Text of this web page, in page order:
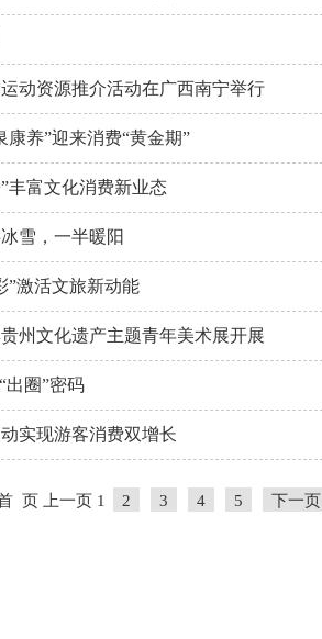
动资源推介活动在广西南宁举行
康养”迎来消费“黄金期”
丰富文化消费新业态
雪，一半暖阳
”激活文旅新动能
州文化遗产主题青年美术展开展
出圈”密码
实现游客消费双增长
页 上一页 1 2 3 4 5 下一页